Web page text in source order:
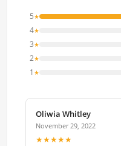
5★
4★
3★
2★
1 ★
Oliwia Whitley
November 29, 2022
★★★★★